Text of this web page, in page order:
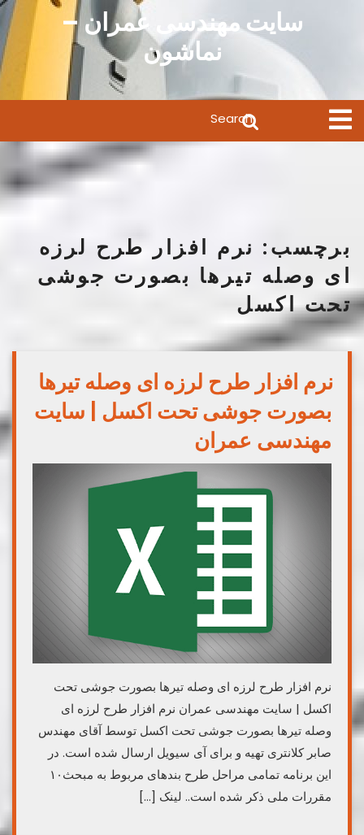
سایت مهندسی عمران –
نماشون
Open
Menu
for:
برچسب: نرم افزار طرح لرزه
ای وصله تیرها بصورت جوشی
تحت اکسل
نرم افزار طرح لرزه ای وصله تیرها
بصورت جوشی تحت اکسل | سایت
مهندسی عمران
نرم افزار طرح لرزه ای وصله تیرها بصورت جوشی تحت
اکسل | سایت مهندسی عمران نرم افزار طرح لرزه ای
وصله تیرها بصورت جوشی تحت اکسل توسط آقای مهندس
صابر کلانتری تهیه و برای آی سیویل ارسال شده است. در
این برنامه تمامی مراحل طرح بندهای مربوط به مبحث۱۰
مقررات ملی ذکر شده است.. لینک […]